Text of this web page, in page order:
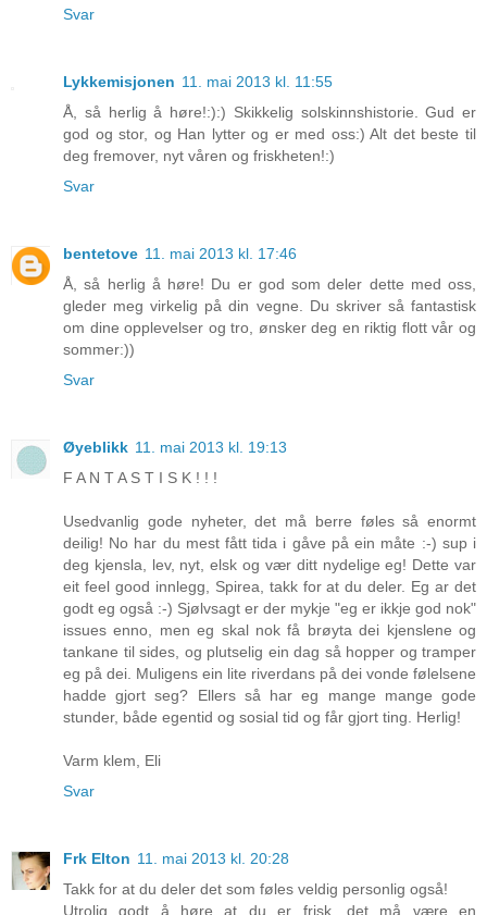
Svar
Lykkemisjonen 11. mai 2013 kl. 11:55
Å, så herlig å høre!:):) Skikkelig solskinnshistorie. Gud er
god og stor, og Han lytter og er med oss:) Alt det beste til
deg fremover, nyt våren og friskheten!:)
Svar
bentetove 11. mai 2013 kl. 17:46
Å, så herlig å høre! Du er god som deler dette med oss,
gleder meg virkelig på din vegne. Du skriver så fantastisk
om dine opplevelser og tro, ønsker deg en riktig flott vår og
sommer:))
Svar
Øyeblikk 11. mai 2013 kl. 19:13
F A N T A S T I S K ! ! !
Usedvanlig gode nyheter, det må berre føles så enormt
deilig! No har du mest fått tida i gåve på ein måte :-) sup i
deg kjensla, lev, nyt, elsk og vær ditt nydelige eg! Dette var
eit feel good innlegg, Spirea, takk for at du deler. Eg ar det
godt eg også :-) Sjølvsagt er der mykje "eg er ikkje god nok"
issues enno, men eg skal nok få brøyta dei kjenslene og
tankane til sides, og plutselig ein dag så hopper og tramper
eg på dei. Muligens ein lite riverdans på dei vonde følelsene
hadde gjort seg? Ellers så har eg mange mange gode
stunder, både egentid og sosial tid og får gjort ting. Herlig!
Varm klem, Eli
Svar
Frk Elton 11. mai 2013 kl. 20:28
Takk for at du deler det som føles veldig personlig også!
Utrolig godt å høre at du er frisk, det må være en